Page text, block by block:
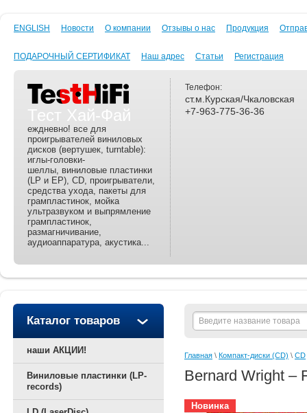
ENGLISH Новости О компании Отзывы о нас Продукция
ПОДАРОЧНЫЙ СЕРТИФИКАТ Наш адрес Статьи Регистрация
Тест Хай-Фай
еждневно! все для
проигрывателей виниловых
дисков (вертушек, turntable):
иглы-головки-
шеллы, виниловые пластинки
(LP и EP), CD, проигрыватели,
средства ухода, пакеты для
грампластинок, мойка
ультразвуком и выпрямление
грампластинок,
размагничивание,
аудиоаппаратура, акустика...
Телефон:
ст.м.Курская/Чкаловская
+7-963-775-36-36
Каталог товаров
наши АКЦИИ!
Виниловые пластинки (LP-
records)
Главная \ Компакт-диски (CD) \ CD
Bernard Wright –
Новинка